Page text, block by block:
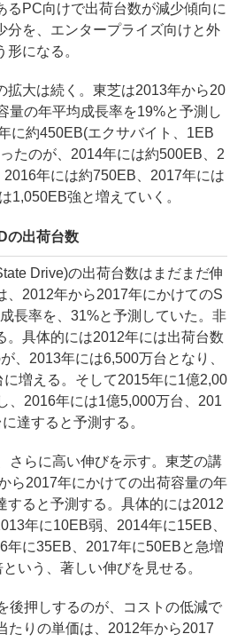
るPC向けで出荷台数が減少傾向に
分を、エンタープライズ向けと外
になる。
大は続く。東芝は2013年から20
量の年平均成長率を19%と予測し
に約450EB(エクサバイト、1EB
たのが、2014年には約500EB、2
年には約750EB、2017年には
1,050EB強と増えていく。
の出荷台数
Drive)の出荷台数はまだまだ伸
、2012年から2017年にかけてのS
長率を、31%と予測していた。非
。具体的には2012年には出荷台数
、2013年には6,500万台となり、
増える。そして2015年に1億2,00
、2016年には1億5,000万台、201
達すると予測する。
らに高い伸びを示す。東芝の講
ら2017年にかけての出荷容量の年
すると予測する。具体的には2012
年に10EB弱、2014年に15EB、
年に35EB、2017年に50EBと急増
いう、著しい伸びを見せる。
押しするのが、コストの低減で
たりの単価は、2012年から2017